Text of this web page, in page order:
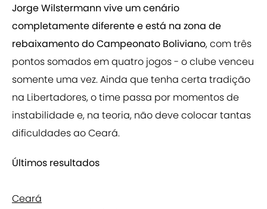
Jorge Wilstermann vive um cenário
completamente diferente e está na zona de
rebaixamento do Campeonato Boliviano, com três
pontos somados em quatro jogos - o clube venceu
somente uma vez. Ainda que tenha certa tradição
na Libertadores, o time passa por momentos de
instabilidade e, na teoria, não deve colocar tantas
dificuldades ao Ceará.
Últimos resultados
Ceará